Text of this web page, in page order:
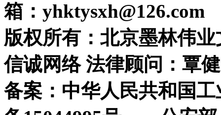
箱：yhktysxh@126.com
版权所有：北京墨林伟
信诚网络 法律顾问：覃健
备案：中华人民共和国